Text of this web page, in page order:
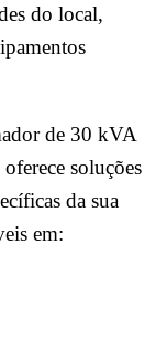
do local,
de 30 kVA
soluções
da sua
em: